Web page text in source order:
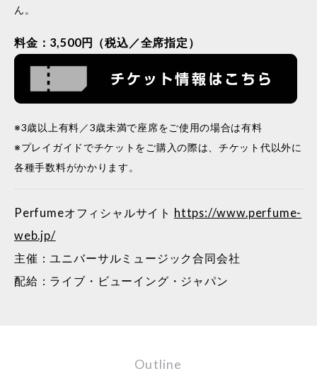
ん。
料金：3,500円（税込／全席指定）
※3歳以上有料／3歳未満で座席をご使用の場合は有料
※プレイガイドでチケットをご購入の際は、チケット代以外に
各種手数料がかかります。
Perfumeオフィシャルサイト https://www.perfume-
web.jp/
主催：ユニバーサルミュージック合同会社
配給：ライブ・ビューイング・ジャパン
Outline